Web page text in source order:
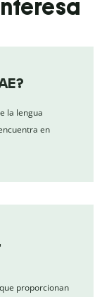
la lengua
en
proporcionan